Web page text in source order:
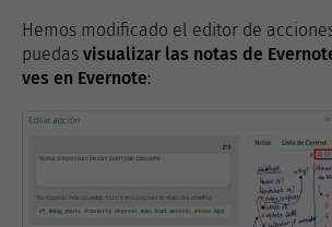
Hemos modificado el editor de
puedas visualizar las notas de
ves en Evernote: